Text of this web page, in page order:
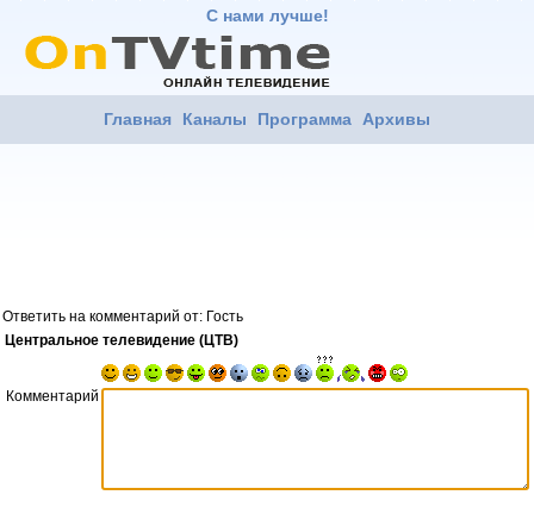
С нами лучше!
Главная Каналы Программа Архивы
Ответить на комментарий от: Гость
Центральное телевидение (ЦТВ)
Комментарий